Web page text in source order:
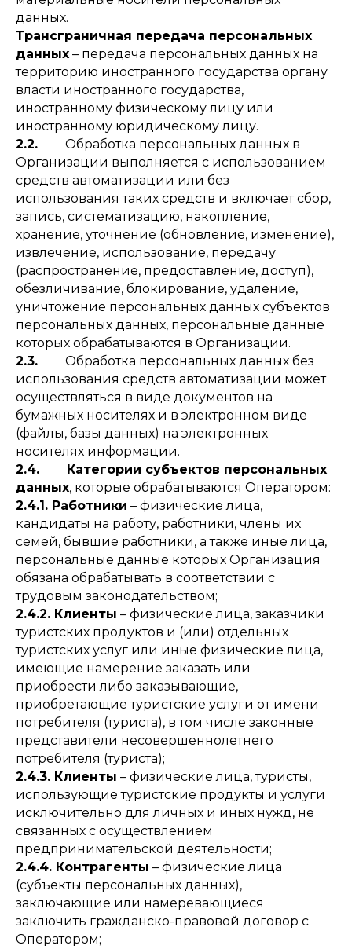
данных.
Трансграничная передача персональных
данных – передача персональных данных на
территорию иностранного государства органу
власти иностранного государства,
иностранному физическому лицу или
иностранному юридическому лицу.
2.2. Обработка персональных данных в
Организации выполняется с использованием
средств автоматизации или без
использования таких средств и включает сбор,
запись, систематизацию, накопление,
хранение, уточнение (обновление, изменение),
извлечение, использование, передачу
(распространение, предоставление, доступ),
обезличивание, блокирование, удаление,
уничтожение персональных данных субъектов
персональных данных, персональные данные
которых обрабатываются в Организации.
2.3. Обработка персональных данных без
использования средств автоматизации может
осуществляться в виде документов на
бумажных носителях и в электронном виде
(файлы, базы данных) на электронных
носителях информации.
2.4. Категории субъектов персональных
данных, которые обрабатываются Оператором:
2.4.1. Работники – физические лица,
кандидаты на работу, работники, члены их
семей, бывшие работники, а также иные лица,
персональные данные которых Организация
обязана обрабатывать в соответствии с
трудовым законодательством;
2.4.2. Клиенты – физические лица, заказчики
туристских продуктов и (или) отдельных
туристских услуг или иные физические лица,
имеющие намерение заказать или
приобрести либо заказывающие,
приобретающие туристские услуги от имени
потребителя (туриста), в том числе законные
представители несовершеннолетнего
потребителя (туриста);
2.4.3. Клиенты – физические лица, туристы,
использующие туристские продукты и услуги
исключительно для личных и иных нужд, не
связанных с осуществлением
предпринимательской деятельности;
2.4.4. Контрагенты – физические лица
(субъекты персональных данных),
заключающие или намеревающиеся
заключить гражданско-правовой договор с
Оператором;